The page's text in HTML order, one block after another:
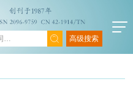
高级搜索